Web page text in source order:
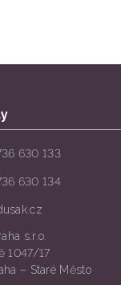
630 133
630 134
s.r.o.
1047/17
– Staré Město